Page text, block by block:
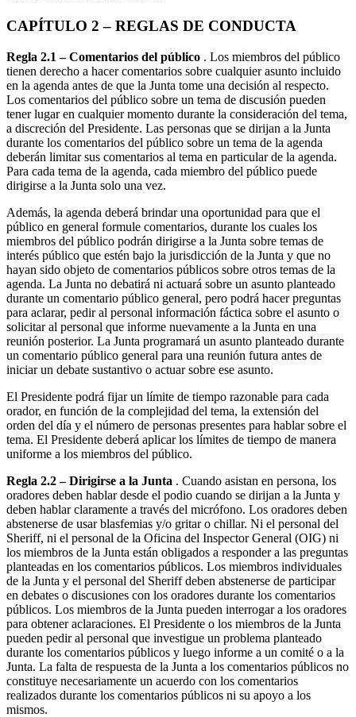
CAPÍTULO 2 – REGLAS DE CONDUCTA
Regla 2.1 – Comentarios del público . Los miembros del público
tienen derecho a hacer comentarios sobre cualquier asunto incluido
en la agenda antes de que la Junta tome una decisión al respecto.
Los comentarios del público sobre un tema de discusión pueden
tener lugar en cualquier momento durante la consideración del tema,
a discreción del Presidente. Las personas que se dirijan a la Junta
durante los comentarios del público sobre un tema de la agenda
deberán limitar sus comentarios al tema en particular de la agenda.
Para cada tema de la agenda, cada miembro del público puede
dirigirse a la Junta solo una vez.
Además, la agenda deberá brindar una oportunidad para que el
público en general formule comentarios, durante los cuales los
miembros del público podrán dirigirse a la Junta sobre temas de
interés público que estén bajo la jurisdicción de la Junta y que no
hayan sido objeto de comentarios públicos sobre otros temas de la
agenda. La Junta no debatirá ni actuará sobre un asunto planteado
durante un comentario público general, pero podrá hacer preguntas
para aclarar, pedir al personal información fáctica sobre el asunto o
solicitar al personal que informe nuevamente a la Junta en una
reunión posterior. La Junta programará un asunto planteado durante
un comentario público general para una reunión futura antes de
iniciar un debate sustantivo o actuar sobre ese asunto.
El Presidente podrá fijar un límite de tiempo razonable para cada
orador, en función de la complejidad del tema, la extensión del
orden del día y el número de personas presentes para hablar sobre el
tema. El Presidente deberá aplicar los límites de tiempo de manera
uniforme a los miembros del público.
Regla 2.2 – Dirigirse a la Junta . Cuando asistan en persona, los
oradores deben hablar desde el podio cuando se dirijan a la Junta y
deben hablar claramente a través del micrófono. Los oradores deben
abstenerse de usar blasfemias y/o gritar o chillar. Ni el personal del
Sheriff, ni el personal de la Oficina del Inspector General (OIG) ni
los miembros de la Junta están obligados a responder a las preguntas
planteadas en los comentarios públicos. Los miembros individuales
de la Junta y el personal del Sheriff deben abstenerse de participar
en debates o discusiones con los oradores durante los comentarios
públicos. Los miembros de la Junta pueden interrogar a los oradores
para obtener aclaraciones. El Presidente o los miembros de la Junta
pueden pedir al personal que investigue un problema planteado
durante los comentarios públicos y luego informe a un comité o a la
Junta. La falta de respuesta de la Junta a los comentarios públicos no
constituye necesariamente un acuerdo con los comentarios
realizados durante los comentarios públicos ni su apoyo a los
mismos.